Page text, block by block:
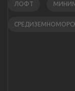
ЛОФТ